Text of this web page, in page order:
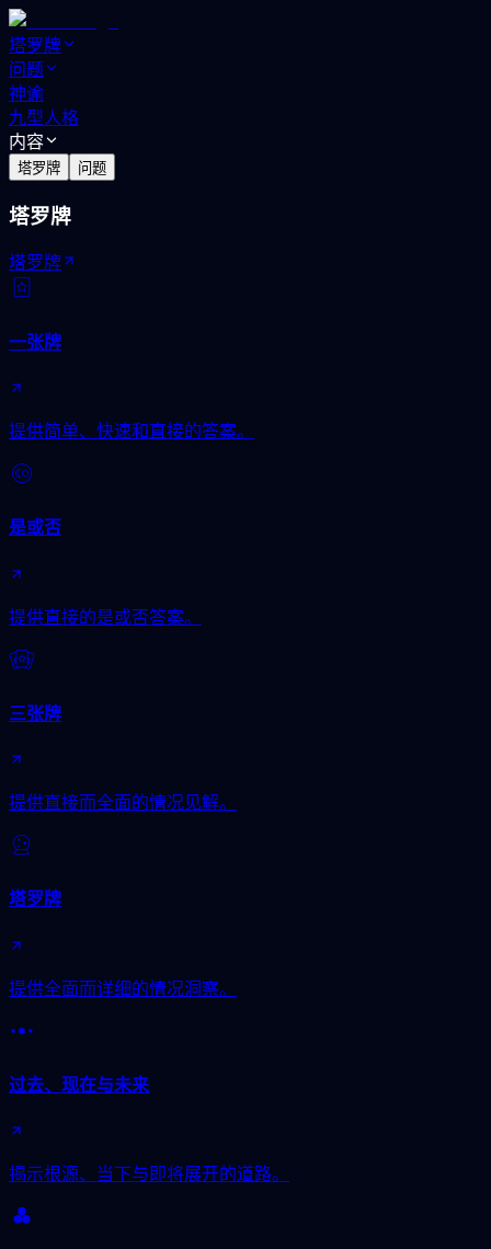
塔罗牌
问题
神谕
九型人格
内容
塔罗牌 问题
塔罗牌
塔罗牌
一张牌
提供简单、快速和直接的答案。
是或否
提供直接的是或否答案。
三张牌
提供直接而全面的情况见解。
塔罗牌
提供全面而详细的情况洞察。
过去、现在与未来
揭示根源、当下与即将展开的道路。